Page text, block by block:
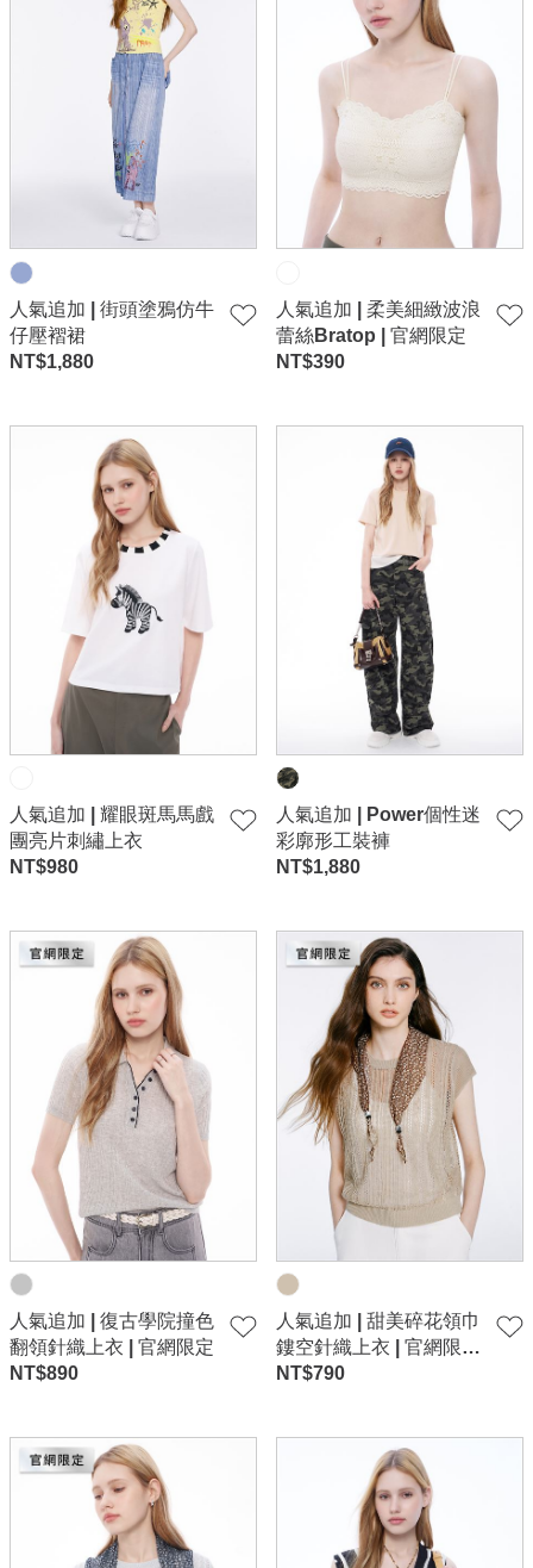
人氣追加 | 街頭塗鴉仿牛
仔壓褶裙
NT$1,880
人氣追加 | 柔美細緻波浪
蕾絲Bratop | 官網限定
NT$390
人氣追加 | 耀眼斑馬馬戲
團亮片刺繡上衣
NT$980
人氣追加 | Power個性迷
彩廓形工裝褲
NT$1,880
人氣追加 | 復古學院撞色
翻領針織上衣 | 官網限定
NT$890
人氣追加 | 甜美碎花領巾
鏤空針織上衣 | 官網限
定-卡其
NT$790